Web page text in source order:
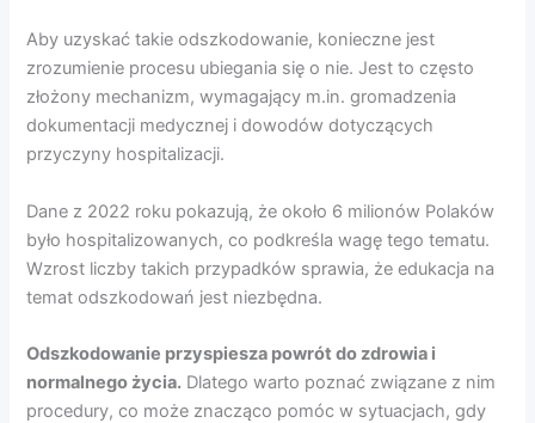
Aby uzyskać takie odszkodowanie, konieczne jest
zrozumienie procesu ubiegania się o nie. Jest to często
złożony mechanizm, wymagający m.in. gromadzenia
dokumentacji medycznej i dowodów dotyczących
przyczyny hospitalizacji.
Dane z 2022 roku pokazują, że około 6 milionów Polaków
było hospitalizowanych, co podkreśla wagę tego tematu.
Wzrost liczby takich przypadków sprawia, że edukacja na
temat odszkodowań jest niezbędna.
Odszkodowanie przyspiesza powrót do zdrowia i
normalnego życia. Dlatego warto poznać związane z nim
procedury, co może znacząco pomóc w sytuacjach, gdy